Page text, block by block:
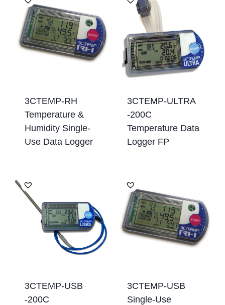
3CTEMP-RH
Temperature &
Humidity Single-
Use Data Logger
3CTEMP-ULTRA
-200C
Temperature Data
Logger FP
3CTEMP-USB
-200C
3CTEMP-USB
Single-Use